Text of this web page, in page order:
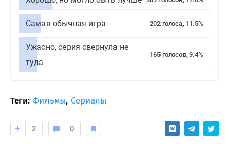
Самая обычная игра 202 голоса, 11.5%
Ужасно, серия свернула не
туда
165 голосов, 9.4%
Теги: Фильмы, Сериалы
2 0